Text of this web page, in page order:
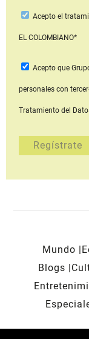
Acepto el
EL COLOMBIANO*
Acepto que
personales con
Tratamiento del
Mundo
Blogs